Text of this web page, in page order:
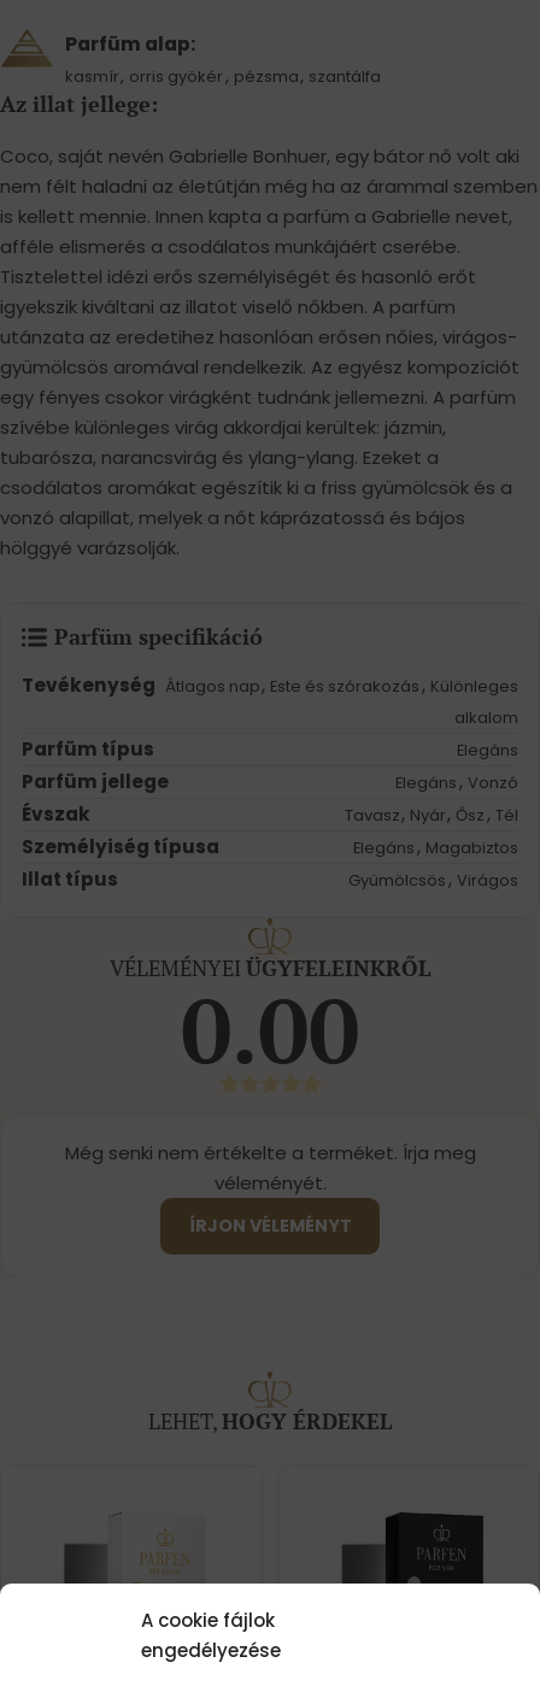
A cookie fájlok
engedélyezése
Parfüm alap:
kasmír, orris gyökér, pézsma, szantálfa
Az illat jellege:
Coco, saját nevén Gabrielle Bonhuer, egy bátor nő volt aki
nem félt haladni az életútján még ha az árammal szemben
is kellett mennie. Innen kapta a parfüm a Gabrielle nevet,
afféle elismerés a csodálatos munkájáért cserébe.
Tisztelettel idézi erős személyiségét és hasonló erőt
igyekszik kiváltani az illatot viselő nőkben. A parfüm
utánzata az eredetihez hasonlóan erősen nőies, virágos-
gyümölcsös aromával rendelkezik. Az egyész kompozíciót
egy fényes csokor virágként tudnánk jellemezni. A parfüm
szívébe különleges virág akkordjai kerültek: jázmin,
tubarósza, narancsvirág és ylang-ylang. Ezeket a
csodálatos aromákat egészítik ki a friss gyümölcsök és a
vonzó alapillat, melyek a nőt káprázatossá és bájos
hölggyé varázsolják.
Parfüm specifikáció
Tevékenység Átlagos nap, Este és szórakozás, Különleges
alkalom
Parfüm típus Elegáns
Parfüm jellege Elegáns, Vonzó
Évszak Tavasz, Nyár, Ősz, Tél
Személyiség típusa Elegáns, Magabiztos
Illat típus Gyümölcsös, Virágos
VÉLEMÉNYEI ÜGYFELEINKRŐL
0.00
Még senki nem értékelte a terméket. Írja meg
véleményét.
ÍRJON VÉLEMÉNYT
LEHET,HOGY ÉRDEKEL